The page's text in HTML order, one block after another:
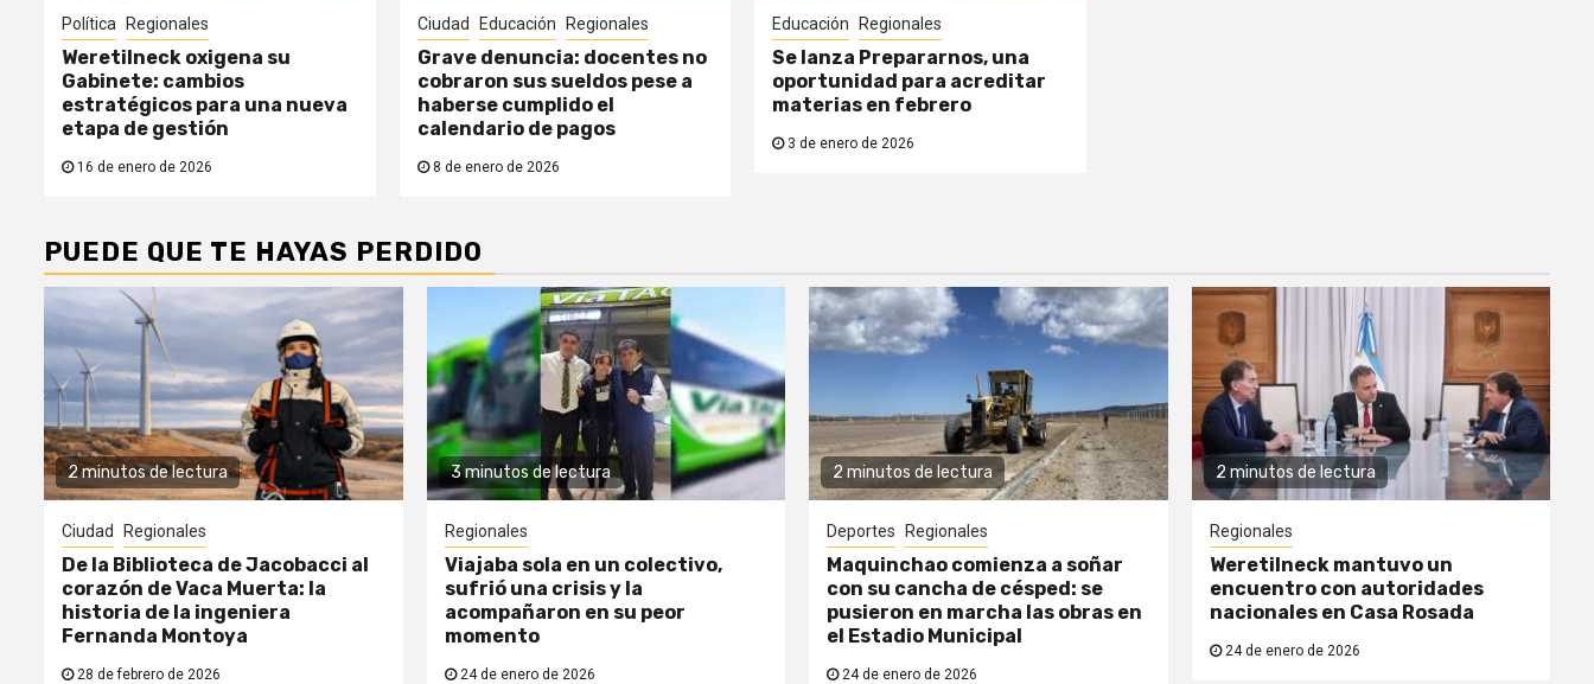
Política Regionales
Weretilneck oxigena su
Gabinete: cambios
estratégicos para una nueva
etapa de gestión
16 de enero de 2026
Ciudad Educación Regionales
Grave denuncia: docentes no
cobraron sus sueldos pese a
haberse cumplido el
calendario de pagos
8 de enero de 2026
Educación Regionales
Se lanza Prepararnos, una
oportunidad para acreditar
materias en febrero
3 de enero de 2026
PUEDE QUE TE HAYAS PERDIDO
2 minutos de lectura
Ciudad Regionales
De la Biblioteca de Jacobacci al
corazón de Vaca Muerta: la
historia de la ingeniera
Fernanda Montoya
28 de febrero de 2026
3 minutos de lectura
Regionales
Viajaba sola en un colectivo,
sufrió una crisis y la
acompañaron en su peor
momento
24 de enero de 2026
2 minutos de lectura
Deportes Regionales
Maquinchao comienza a soñar
con su cancha de césped: se
pusieron en marcha las obras en
el Estadio Municipal
24 de enero de 2026
2 minutos de lectura
Regionales
Weretilneck mantuvo un
encuentro con autoridades
nacionales en Casa Rosada
24 de enero de 2026